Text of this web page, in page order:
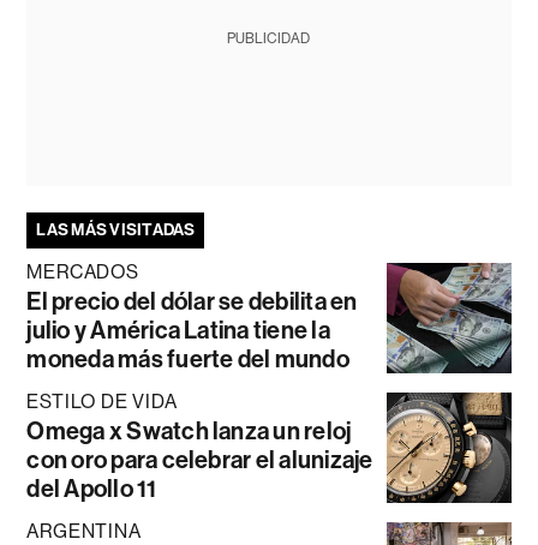
PUBLICIDAD
LAS MÁS VISITADAS
MERCADOS
El precio del dólar se debilita en
julio y América Latina tiene la
moneda más fuerte del mundo
ESTILO DE VIDA
Omega x Swatch lanza un reloj
con oro para celebrar el alunizaje
del Apollo 11
ARGENTINA